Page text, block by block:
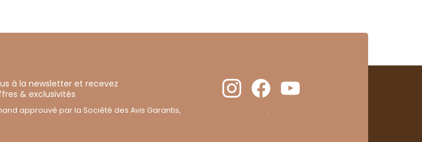
à la newsletter et recevez
& exclusivités
approuvé par la Société des Avis Garantis, .